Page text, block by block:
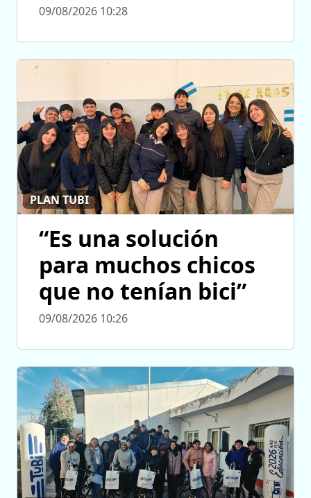
09/08/2026 10:28
PLAN TUBI
“Es una solución
para muchos chicos
que no tenían bici”
09/08/2026 10:26